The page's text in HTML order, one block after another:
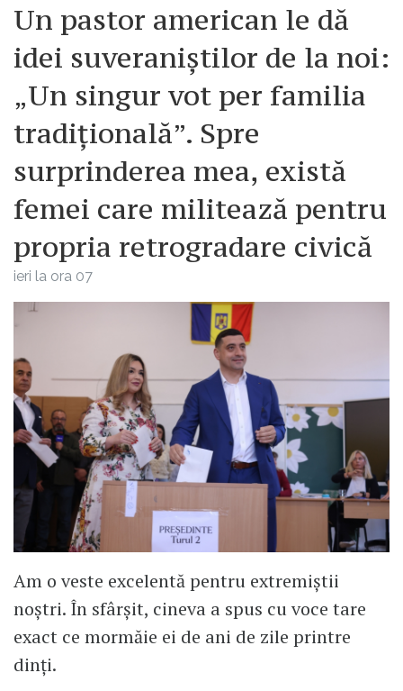
Un pastor american le dă
idei suveraniștilor de la noi:
„Un singur vot per familia
tradițională”. Spre
surprinderea mea, există
femei care militează pentru
propria retrogradare civică
ieri la ora 07
Am o veste excelentă pentru extremiștii
noștri. În sfârșit, cineva a spus cu voce tare
exact ce mormăie ei de ani de zile printre
dinți.